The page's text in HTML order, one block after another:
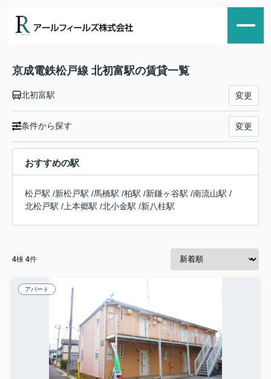
京成電鉄松戸線 北初富駅の賃貸一覧
北初富駅 変更
条件から探す 変更
おすすめの駅
松戸駅 /新松戸駅 /馬橋駅 /柏駅 /新鎌ヶ谷駅 /南流山駅 /
北松戸駅 / 上本郷駅 /北小金駅 /新八柱駅
4棟 4件
アパート